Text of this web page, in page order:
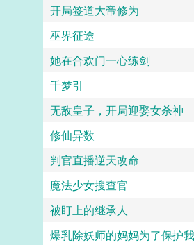
开局签道大帝修为
巫界征途
她在合欢门一心练剑
千梦引
无敌皇子，开局迎娶女杀神
修仙异数
判官直播逆天改命
魔法少女搜查官
被盯上的继承人
爆乳除妖师的妈妈为了保护